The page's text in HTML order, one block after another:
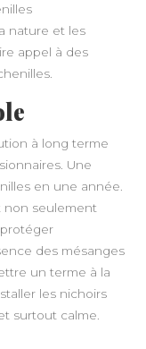
nature et les
appel à des
à long terme
Une
en une année.
non seulement
des mésanges
un terme à la
les nichoirs
surtout calme.